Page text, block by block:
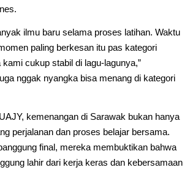
ilmu baru selama proses latihan. Waktu
paling berkesan itu pas kategori
cukup stabil di lagu-lagunya,”
nggak nyangka bisa menang di kategori
kemenangan di Sarawak bukan hanya
perjalanan dan proses belajar bersama.
final, mereka membuktikan bahwa
lahir dari kerja keras dan kebersamaan